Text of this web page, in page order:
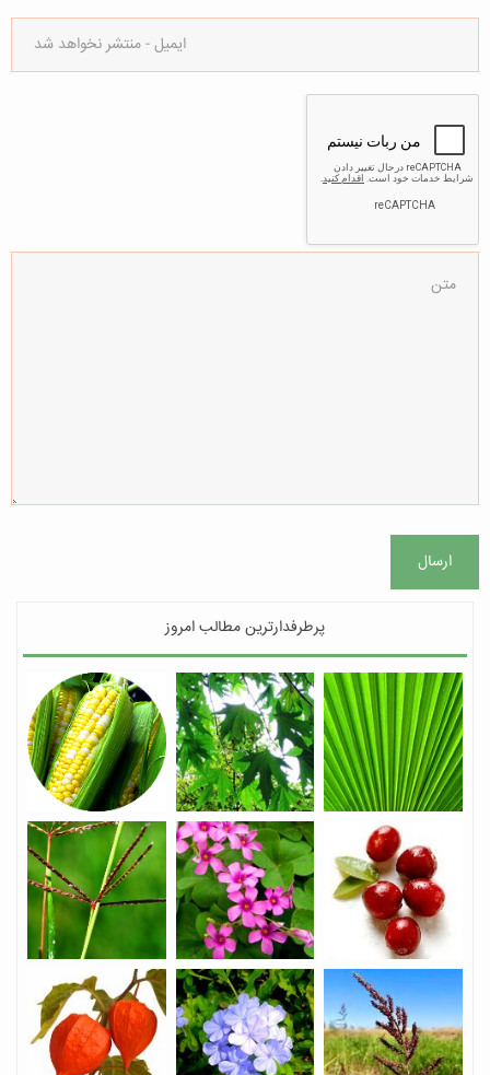
ارسال
پرطرفدارترین مطالب امروز